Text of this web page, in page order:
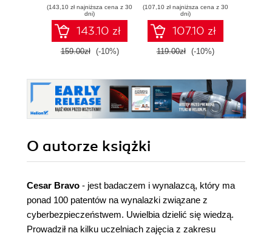
IoT, and cloud
infrastructure
(143,10 zł najniższa cena z 30
dni)
143.10 zł
159.00zł (-10%)
(107,10 zł najniższa cena z 30
dni)
107.10 zł
119.00zł (-10%)
O autorze książki
Cesar Bravo - jest badaczem i wynalazcą, który ma
ponad 100 patentów na wynalazki związane z
cyberbezpieczeństwem. Uwielbia dzielić się wiedzą.
Prowadził na kilku uczelniach zajęcia z zakresu